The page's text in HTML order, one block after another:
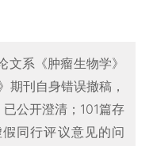
系《肿瘤生物学》
期刊自身错误撤稿，
公开澄清；101篇存
同行评议意见的问